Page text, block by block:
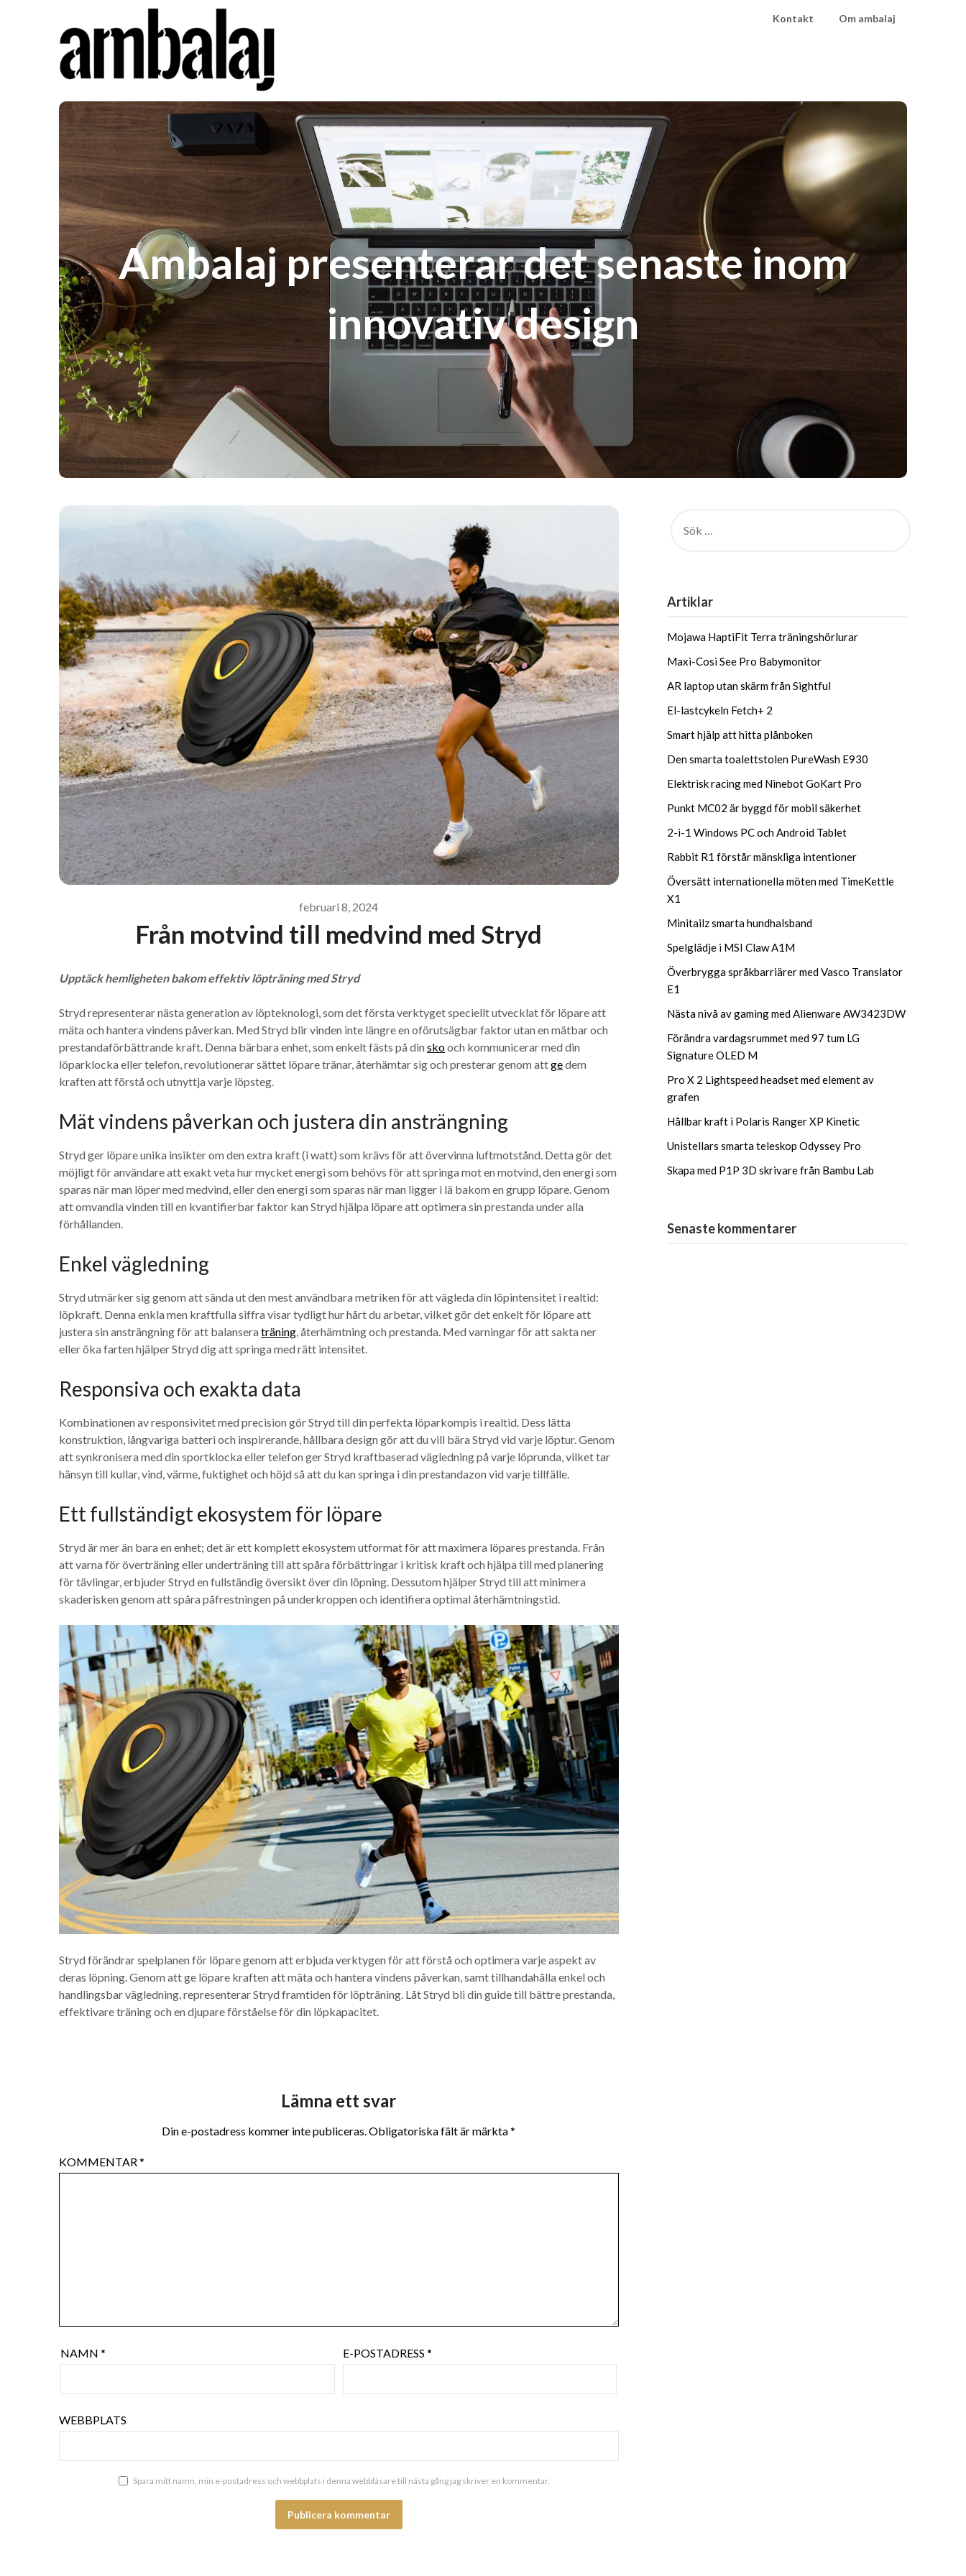
Kontakt Om ambalaj
Ambalaj presenterar det senaste inom
innovativ design
februari 8, 2024
Från motvind till medvind med Stryd
Upptäck hemligheten bakom effektiv löpträning med Stryd
Stryd representerar nästa generation av löpteknologi, som det första verktyget speciellt utvecklat för löpare att
mäta och hantera vindens påverkan. Med Stryd blir vinden inte längre en oförutsägbar faktor utan en mätbar och
prestandaförbättrande kraft. Denna bärbara enhet, som enkelt fästs på dinskooch kommunicerar med din
löparklocka eller telefon, revolutionerar sättet löpare tränar, återhämtar sig och presterar genom attgedem
kraften att förstå och utnyttja varje löpsteg.
Mät vindens påverkan och justera din ansträngning
Stryd ger löpare unika insikter om den extra kraft (i watt) som krävs för att övervinna luftmotstånd. Detta gör det
möjligt för användare att exakt veta hur mycket energi som behövs för att springa mot en motvind, den energi som
sparas när man löper med medvind, eller den energi som sparas när man ligger i lä bakom en grupp löpare. Genom
att omvandla vinden till en kvantifierbar faktor kan Stryd hjälpa löpare att optimera sin prestanda under alla
förhållanden.
Enkel vägledning
Stryd utmärker sig genom att sända ut den mest användbara metriken för att vägleda din löpintensitet i realtid:
löpkraft. Denna enkla men kraftfulla siffra visar tydligt hur hårt du arbetar, vilket gör det enkelt för löpare att
justera sin ansträngning för att balanseraträning , återhämtning och prestanda. Med varningar för att sakta ner
eller öka farten hjälper Stryd dig att springa med rätt intensitet.
Responsiva och exakta data
Kombinationen av responsivitet med precision gör Stryd till din perfekta löparkompis i realtid. Dess lätta
konstruktion, långvariga batteri och inspirerande, hållbara design gör att du vill bära Stryd vid varje löptur. Genom
att synkronisera med din sportklocka eller telefon ger Stryd kraftbaserad vägledning på varje löprunda, vilket tar
hänsyn till kullar, vind, värme, fuktighet och höjd så att du kan springa i din prestandazon vid varje tillfälle.
Ett fullständigt ekosystem för löpare
Stryd är mer än bara en enhet; det är ett komplett ekosystem utformat för att maximera löpares prestanda. Från
att varna för överträning eller underträning till att spåra förbättringar i kritisk kraft och hjälpa till med planering
för tävlingar, erbjuder Stryd en fullständig översikt över din löpning. Dessutom hjälper Stryd till att minimera
skaderisken genom att spåra påfrestningen på underkroppen och identifiera optimal återhämtningstid.
Stryd förändrar spelplanen för löpare genom att erbjuda verktygen för att förstå och optimera varje aspekt av
deras löpning. Genom att ge löpare kraften att mäta och hantera vindens påverkan, samt tillhandahålla enkel och
handlingsbar vägledning, representerar Stryd framtiden för löpträning. Låt Stryd bli din guide till bättre prestanda,
effektivare träning och en djupare förståelse för din löpkapacitet.
Lämna ett svar
Din e-postadress kommer inte publiceras.Obligatoriska fält är märkta*
KOMMENTAR*
NAMN* E-POSTADRESS *
WEBBPLATS
Spara mitt namn, min e-postadress och webbplats i denna webbläsare till nästa gång jag skriver en kommentar.
Artiklar
Mojawa HaptiFit Terra träningshörlurar
Maxi-Cosi See Pro Babymonitor
AR laptop utan skärm från Sightful
El-lastcykeln Fetch+ 2
Smart hjälp att hitta plånboken
Den smarta toalettstolen PureWash E930
Elektrisk racing med Ninebot GoKart Pro
Punkt MC02 är byggd för mobil säkerhet
2-i-1 Windows PC och Android Tablet
Rabbit R1 förstår mänskliga intentioner
Översätt internationella möten med TimeKettle
X1
Minitailz smarta hundhalsband
Spelglädje i MSI Claw A1M
Överbrygga språkbarriärer med Vasco Translator
E1
Nästa nivå av gaming med Alienware AW3423DW
Förändra vardagsrummet med 97 tum LG
Signature OLED M
Pro X 2 Lightspeed headset med element av
grafen
Hållbar kraft i Polaris Ranger XP Kinetic
Unistellars smarta teleskop Odyssey Pro
Skapa med P1P 3D skrivare från Bambu Lab
Senaste kommentarer